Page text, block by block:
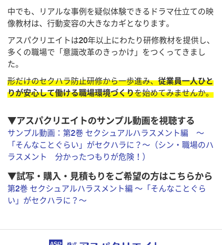
中でも、リアルな事例を疑似体験できるドラマ仕立ての映
像教材は、行動変容の大きなカギとなります。
アスパクリエイトは20年以上にわたり研修教材を提供し、
多くの職場で「意識改革のきっかけ」をつくってきまし
た。
形だけのセクハラ防止研修から一歩進み、従業員一人ひと
りが安心して働ける職場環境づくりを始めてみませんか。
▼アスパクリエイトのサンプル動画を視聴する
サンプル動画：第2巻 セクシュアルハラスメント編 ～
「そんなことぐらい」がセクハラに？～（シン・職場のハ
ラスメント 分かったつもりが危険！）
▼試写・購入・見積もりをご希望の方はこちらから
第2巻 セクシュアルハラスメント編 ～「そんなことぐら
い」がセクハラに？～